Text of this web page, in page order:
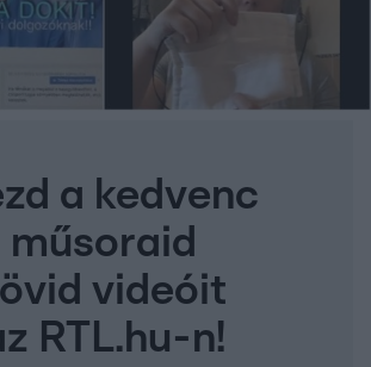
a kedvenc
műsoraid
videóit
RTL.hu-n!